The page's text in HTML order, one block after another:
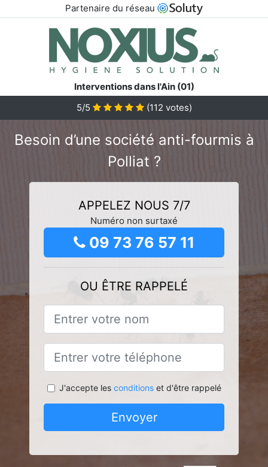
Partenaire du réseau
Interventions dans l'Ain (01)
5/5
(112 votes)
Besoin d’une société anti-fourmis à
Polliat ?
APPELEZ NOUS 7/7
Numéro non surtaxé
09 73 76 57 11
OU ÊTRE RAPPELÉ
J'accepte les conditionset d'être rappelé
Envoyer